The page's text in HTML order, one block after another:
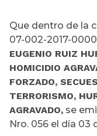
Que dentro de la
07-002-2017-
EUGENIO RUIZ
HOMICIDIO
FORZADO,
TERRORISMO,
AGRAVADO, se
Nro. 056 el día 03